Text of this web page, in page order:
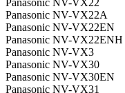
Panasonic NV-VX22
Panasonic NV-VX22A
Panasonic NV-VX22EN
Panasonic NV-VX22ENH
Panasonic NV-VX3
Panasonic NV-VX30
Panasonic NV-VX30EN
Panasonic NV-VX31